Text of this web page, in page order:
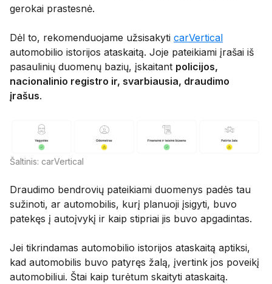
gerokai prastesnė.
Dėl to, rekomenduojame užsisakyti carVertical
automobilio istorijos ataskaitą. Joje pateikiami įrašai iš
pasaulinių duomenų bazių, įskaitant policijos,
nacionalinio registro ir, svarbiausia, draudimo
įrašus.
Šaltinis: carVertical
Draudimo bendrovių pateikiami duomenys padės tau
sužinoti, ar automobilis, kurį planuoji įsigyti, buvo
patekęs į autoįvykį ir kaip stipriai jis buvo apgadintas.
Jei tikrindamas automobilio istorijos ataskaitą aptiksi,
kad automobilis buvo patyręs žalą, įvertink jos poveikį
automobiliui. Štai kaip turėtum skaityti ataskaitą.